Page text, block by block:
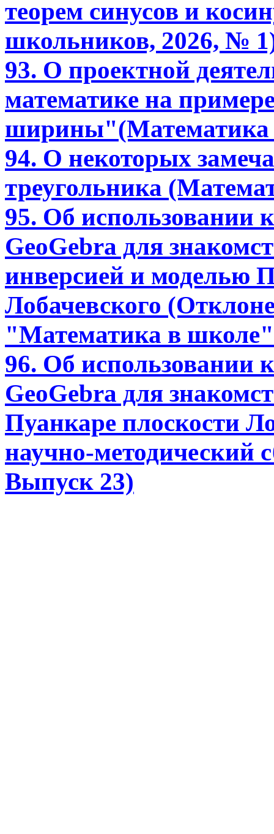
теорем синусов и
школьников, 2026, №
93. О проектной
математике на
ширины"(Математика
94. О некоторых
треугольника
95. Об
GeoGebra для
инверсией и моделью
Лобачевского
"Математика в школе"
96. Об
GeoGebra для
Пуанкаре плоскости
научно-
Выпуск 23)